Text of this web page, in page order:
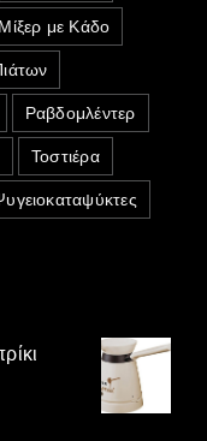
Μίξερ με Κάδο
Ραβδομλέντερ
Τοστιέρα